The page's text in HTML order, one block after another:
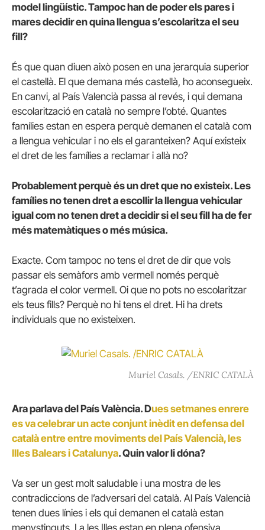
model lingüístic. Tampoc han de poder els pares i
mares decidir en quina llengua s’escolaritza el seu
fill?
És que quan diuen això posen en una jerarquia superior
el castellà. El que demana més castellà, ho aconsegueix.
En canvi, al País Valencià passa al revés, i qui demana
escolarització en català no sempre l’obté. Quantes
famílies estan en espera perquè demanen el català com
a llengua vehicular i no els el garanteixen? Aquí existeix
el dret de les famílies a reclamar i allà no?
Probablement perquè és un dret que no existeix. Les
famílies no tenen dret a escollir la llengua vehicular
igual com no tenen dret a decidir si el seu fill ha de fer
més matemàtiques o més música.
Exacte. Com tampoc no tens el dret de dir que vols
passar els semàfors amb vermell només perquè
t’agrada el color vermell. Oi que no pots no escolaritzar
els teus fills? Perquè no hi tens el dret. Hi ha drets
individuals que no existeixen.
Muriel Casals. /ENRIC CATALÀ
Ara parlava del País València. Dues setmanes enrere
es va celebrar un acte conjunt inèdit en defensa del
català entre entre moviments del País Valencià, les
Illes Balears i Catalunya. Quin valor li dóna?
Va ser un gest molt saludable i una mostra de les
contradiccions de l’adversari del català. Al País Valencià
tenen dues línies i els qui demanen el català estan